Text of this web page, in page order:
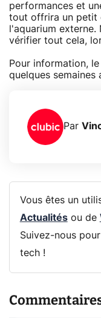
performances et
tout offrira un petit
l'aquarium externe.
vérifier tout cela,
Pour information,
quelques semaines
Par
Vous êtes un
Actualitésou de
Suivez-nous
tech !